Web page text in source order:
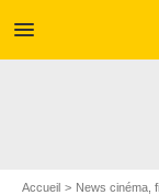
menu
Accueil News cinéma,